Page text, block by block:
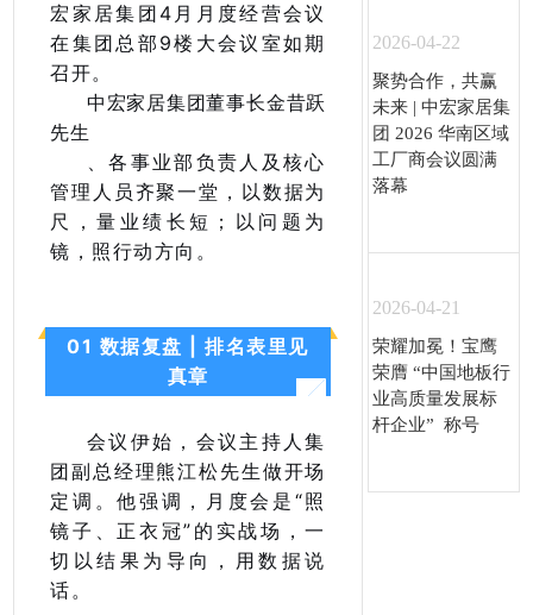
宏家居集团4月月度经营会议
在集团总部9楼大会议室如期
召开。
中宏家居集团董事长金昔跃
先生
、各事业部负责人及核心
管理人员齐聚一堂，以数据为
尺，量业绩长短；以问题为
镜，照行动方向。
01 数据复盘 | 排名表里见
真章
会议伊始，会议主持人集
团副总经理熊江松先生做开场
定调。他强调，月度会是“照
镜子、正衣冠”的实战场，一
切以结果为导向，用数据说
话。
2026-04-22
聚势合作，共赢
未来 | 中宏家居集
团 2026 华南区域
工厂商会议圆满
落幕
2026-04-21
荣耀加冕！宝鹰
荣膺 “中国地板行
业高质量发展标
杆企业” 称号